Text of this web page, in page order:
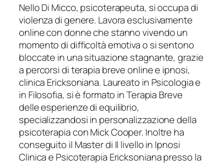
Nello Di Micco, psicoterapeuta, si occupa di
violenza di genere. Lavora esclusivamente
online con donne che stanno vivendo un
momento di difficoltà emotiva o si sentono
bloccate in una situazione stagnante, grazie
a percorsi di terapia breve online e ipnosi,
clinica Ericksoniana. Laureato in Psicologia e
in Filosofia, si è formato in Terapia Breve
delle esperienze di equilibrio,
specializzandosi in personalizzazione della
psicoterapia con Mick Cooper. Inoltre ha
conseguito il Master di II livello in Ipnosi
Clinica e Psicoterapia Ericksoniana presso la